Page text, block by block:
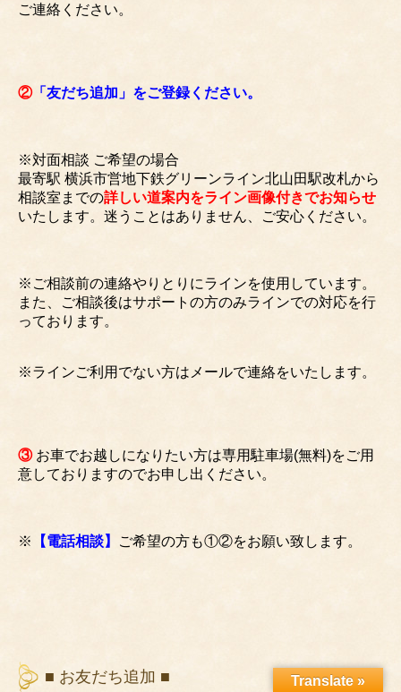
ご連絡ください。
②「友だち追加」をご登録ください。
※対面相談 ご希望の場合
最寄駅 横浜市営地下鉄グリーンライン北山田駅改札から
相談室までの詳しい道案内をライン画像付きでお知らせ
いたします。迷うことはありません、ご安心ください。
※ご相談前の連絡やりとりにラインを使用しています。
また、ご相談後はサポートの方のみラインでの対応を行
っております。
※ラインご利用でない方はメールで連絡をいたします。
③お車でお越しになりたい方は専用駐車場(無料)をご用
意しておりますのでお申し出ください。
※ 【電話相談】 ご希望の方も①②をお願い致します。
■ お友だち追加 ■ Translate »